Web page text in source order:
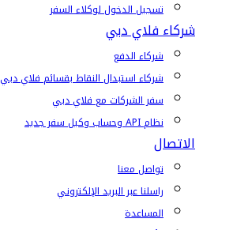
تسجيل الدخول لوكلاء السفر
شركاء فلاي دبي
شركاء الدفع
شركاء استبدال النقاط بقسائم فلاي دبي
سفر الشركات مع فلاي دبي
نظام API وحساب وكيل سفر جديد
الاتصال
تواصل معنا
راسلنا عبر البريد الإلكتروني
المساعدة